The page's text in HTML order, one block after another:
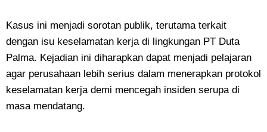
Kasus ini menjadi sorotan publik, terutama terkait
dengan isu keselamatan kerja di lingkungan PT Duta
Palma. Kejadian ini diharapkan dapat menjadi pelajaran
agar perusahaan lebih serius dalam menerapkan protokol
keselamatan kerja demi mencegah insiden serupa di
masa mendatang.